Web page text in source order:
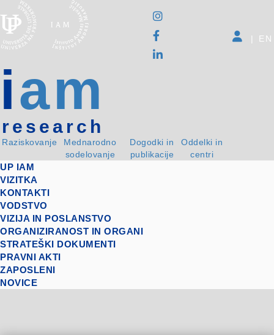
iam
research
Raziskovanje
Mednarodno
sodelovanje
Dogodki in
publikacije
Oddelki in
centri
| EN
UP IAM
VIZITKA
KONTAKTI
VODSTVO
VIZIJA IN POSLANSTVO
ORGANIZIRANOST IN ORGANI
STRATEŠKI DOKUMENTI
PRAVNI AKTI
ZAPOSLENI
NOVICE